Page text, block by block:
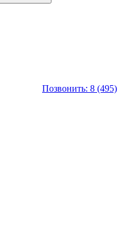
Позвонить: 8 (495)